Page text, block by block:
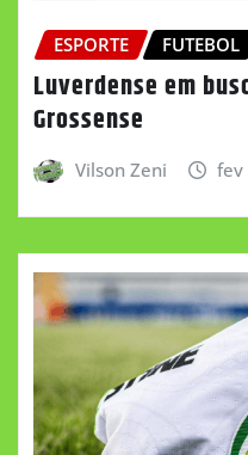
ESPORTE FUTEBOL
Luverdense em
Grossense
Vilson Zeni fev